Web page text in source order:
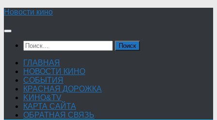
Skip
content
Новости кино
Найти:
ГЛАВНАЯ
НОВОСТИ КИНО
СОБЫТИЯ
КРАСНАЯ ДОРОЖКА
KИНО&TV
КАРТА САЙТА
ОБРАТНАЯ СВЯЗЬ